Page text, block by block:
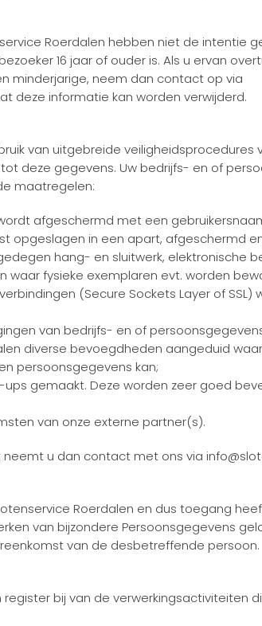
Roerdalen hebben niet de intentie
16 jaar of ouder is. Als u ervan
minderjarige, neem dan contact op via
deze informatie kan worden verwijderd.
van uitgebreide
deze gegevens. Uw bedrijfs- en of
maatregelen:
afgeschermd met een
opgeslagen in een apart, afgeschermd
hang- en sluitwerk,
waar fysieke exemplaren evt. worden
(Secure Sockets Layer of
van bedrijfs- en of
diverse bevoegdheden aangeduid
persoonsgegevens kan;
ups gemaakt. Deze worden zeer goed
van onze externe partner(s).
neemt u dan contact met ons via
Roerdalen en dus toegang
van bijzondere Persoonsgegevens
van de desbetreffende persoon.
bij van de